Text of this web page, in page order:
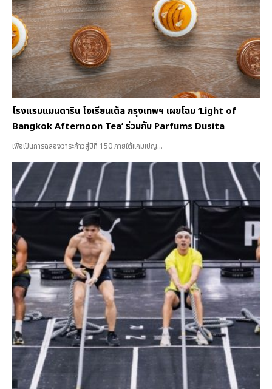
โรงแรมแมนดาริน โอเรียนเต็ล กรุงเทพฯ เผยโฉม ‘Light of
Bangkok Afternoon Tea’ ร่วมกับ Parfums Dusita
เพื่อเป็นการฉลองวาระก้าวสู่ปีที่ 150 ภายใต้แคมเปญ...